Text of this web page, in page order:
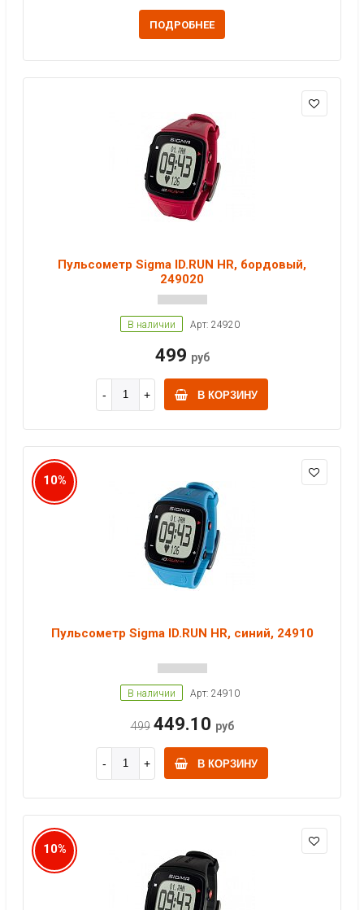
ПОДРОБНЕЕ
Пульсометр Sigma ID.RUN HR, бордовый,
249020
В наличии Арт: 24920
499 руб
В КОРЗИНУ
10%
Пульсометр Sigma ID.RUN HR, синий, 24910
В наличии Арт: 24910
499 449.10 руб
В КОРЗИНУ
10%